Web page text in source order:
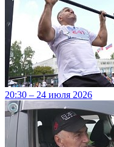
20:30 – 24 июля 2026